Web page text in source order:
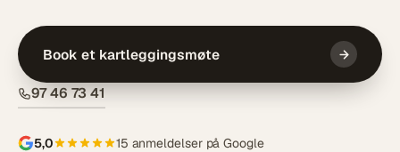
Book et kartleggingsmøte
97 46 73 41
5,0 15 anmeldelser på Google